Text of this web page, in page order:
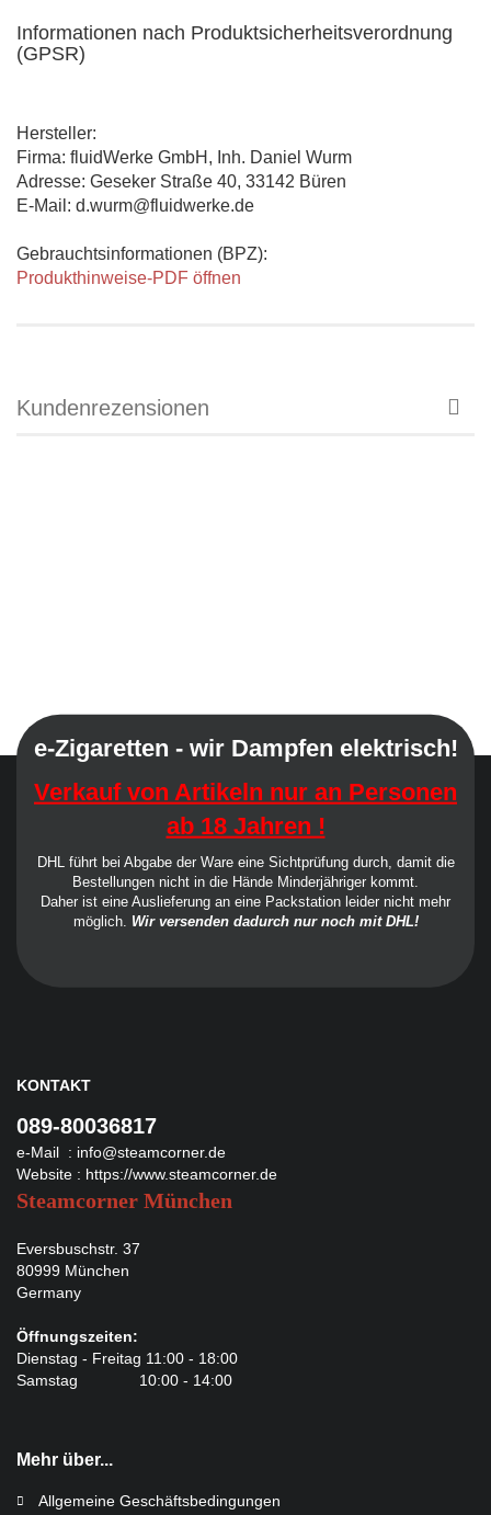
Informationen nach Produktsicherheitsverordnung
(GPSR)
Hersteller:
Firma: fluidWerke GmbH, Inh. Daniel Wurm
Adresse: Geseker Straße 40, 33142 Büren
E-Mail: d.wurm@fluidwerke.de
Gebrauchtsinformationen (BPZ):
Produkthinweise-PDF öffnen
Kundenrezensionen
e-Zigaretten - wir Dampfen elektrisch!
Verkauf von Artikeln nur an Personen
ab 18 Jahren !
DHL führt bei Abgabe der Ware eine Sichtprüfung durch, damit die
Bestellungen nicht in die Hände Minderjähriger kommt.
Daher ist eine Auslieferung an eine Packstation leider nicht mehr
möglich. Wir versenden dadurch nur noch mit DHL!
KONTAKT
089-80036817
e-Mail : info@steamcorner.de
Website : https://www.steamcorner.de
Steamcorner München
Eversbuschstr. 37
80999 München
Germany
Öffnungszeiten:
Dienstag - Freitag 11:00 - 18:00
Samstag 10:00 - 14:00
Mehr über...
Allgemeine Geschäftsbedingungen